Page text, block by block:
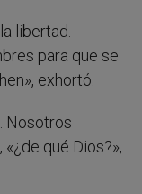
libertad.
para que se
exhortó.
Nosotros
qué Dios?»,